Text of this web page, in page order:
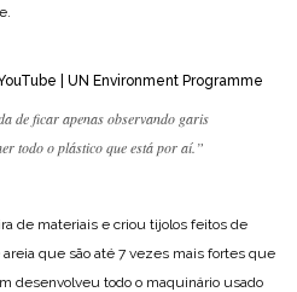
| UN Environment Programme
de ficar apenas observando garis
todo o plástico que está por aí.”
de materiais e criou tijolos feitos de
que são até 7 vezes mais fortes que
desenvolveu todo o maquinário usado